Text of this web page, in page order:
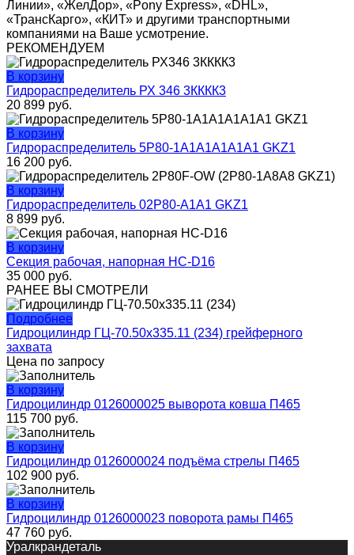
Линии», «ЖелДор», «Pony Express», «DHL»,
«ТрансКарго», «КИТ» и другими транспортными
компаниями на Ваше усмотрение.
РЕКОМЕНДУЕМ
В корзину
Гидрораспределитель РХ 346 3КККК3
20 899 руб.
В корзину
Гидрораспределитель 5P80-1A1A1A1A1A1 GKZ1
16 200 руб.
В корзину
Гидрораспределитель 02P80-A1A1 GKZ1
8 899 руб.
В корзину
Секция рабочая, напорная HС-D16
35 000 руб.
РАНЕЕ ВЫ СМОТРЕЛИ
Подробнее
Гидроцилиндр ГЦ-70.50х335.11 (234) грейферного
захвата
Цена по запросу
В корзину
Гидроцилиндр 0126000025 выворота ковша П465
115 700 руб.
В корзину
Гидроцилиндр 0126000024 подъёма стрелы П465
102 900 руб.
В корзину
Гидроцилиндр 0126000023 поворота рамы П465
47 760 руб.
Уралкрандеталь